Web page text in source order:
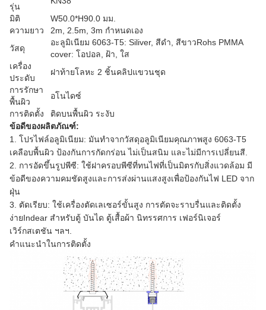
รุ่น
มิติ
W50.0*H90.0 มม.
ความยาว
2m, 2.5m, 3m กำหนดเอง
วัสดุ
อะลูมิเนียม 6063-T5: Siliver, สีดำ, สีขาวRohs PMMA
cover: โอปอล, ฝ้า, ใส
เครื่อง
ประดับ
ฝาท้ายโลหะ 2 ชิ้นคลิปแขวนชุด
การรักษา
พื้นผิว
อโนไดซ์
การติดตั้ง
ติดบนพื้นผิว ระงับ
ข้อดีของผลิตภัณฑ์:
1. โปรไฟล์อลูมิเนียม: มันทำจากวัสดุอลูมิเนียมคุณภาพสูง 6063-T5
เคลือบพื้นผิว ป้องกันการกัดกร่อน ไม่เป็นสนิม และไม่มีการเปลี่ยนสี.
2. การอัดขึ้นรูปพีซี: ใช้ฝาครอบพีซีที่ทนไฟที่เป็นมิตรกับสิ่งแวดล้อม มี
ข้อดีของความคมชัดสูงและการส่งผ่านแสงสูงเพื่อป้องกันไฟ LED จาก
ฝุ่น
3. ตัดเรียบ: ใช้เครื่องตัดเลเซอร์ขั้นสูง การตัดจะราบรื่นและติดตั้ง
ง่ายIndear สำหรับตู้ บันได ตู้เสื้อผ้า นิทรรศการ เฟอร์นิเจอร์
เวิร์กสเตชัน ฯลฯ.
คำแนะนำในการติดตั้ง